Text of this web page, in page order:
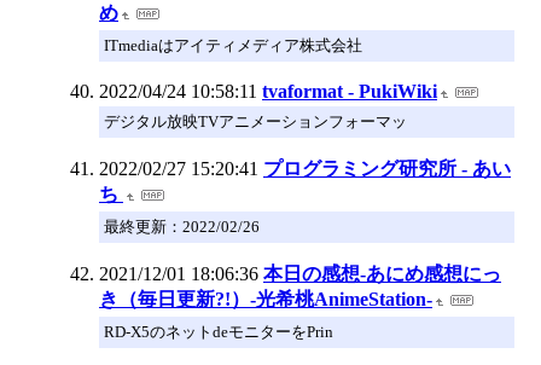
め
ITmediaはアイティメディア株式会社
2022/04/24 10:58:11 tvaformat - PukiWiki
デジタル放映TVアニメーションフォーマッ
2022/02/27 15:20:41 プログラミング研究所 - あい
ち
最終更新：2022/02/26
2021/12/01 18:06:36 本日の感想-あにめ感想にっ
き（毎日更新?!）-光希桃AnimeStation-
RD-X5のネットdeモニターをPrin